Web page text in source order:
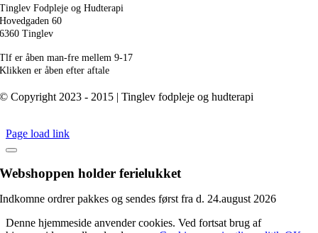
Tinglev Fodpleje og Hudterapi
Hovedgaden 60
6360 Tinglev
Tlf er åben man-fre mellem 9-17
Klikken er åben efter aftale
© Copyright 2023 - 2015 | Tinglev fodpleje og hudterapi
Page load link
Webshoppen holder ferielukket
Indkomne ordrer pakkes og sendes først fra d. 24.august 2026
Denne hjemmeside anvender cookies. Ved fortsat brug af